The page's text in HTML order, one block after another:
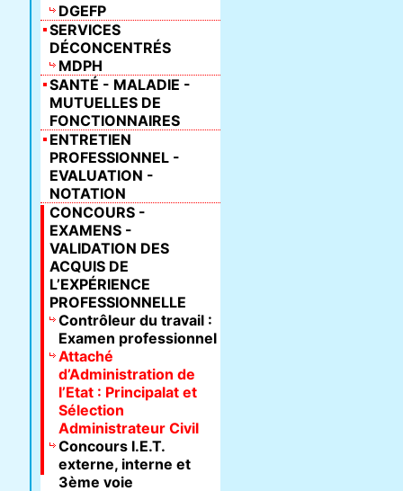
DGEFP
SERVICES
DÉCONCENTRÉS
MDPH
SANTÉ - MALADIE -
MUTUELLES DE
FONCTIONNAIRES
ENTRETIEN
PROFESSIONNEL -
EVALUATION -
NOTATION
CONCOURS -
EXAMENS -
VALIDATION DES
ACQUIS DE
L’EXPÉRIENCE
PROFESSIONNELLE
Contrôleur du travail :
Examen professionnel
Attaché
d’Administration de
l’Etat : Principalat et
Sélection
Administrateur Civil
Concours I.E.T.
externe, interne et
3ème voie